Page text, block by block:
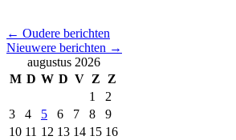
Berichtennavigatie
← Oudere berichten
Nieuwere berichten →
augustus 2026
M D W D V Z
Z
1
2
3
4 5 6 7 8
9
10 11 12 13 14 15 16